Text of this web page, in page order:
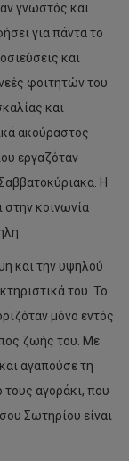
γνωστός και
για πάντα το
και
φοιτητών του
και
ακούραστος
εργαζόταν
Η
κοινωνία
και την υψηλού
του. Το
μόνο εντός
ζωής του. Με
αγαπούσε τη
τους αγοράκι, που
Σωτηρίου είναι